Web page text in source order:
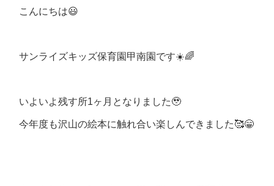
こんにちは😃
サンライズキッズ保育園甲南園です☀️🌈
いよいよ残す所1ヶ月となりました🥹
今年度も沢山の絵本に触れ合い楽しんできました🥰😁